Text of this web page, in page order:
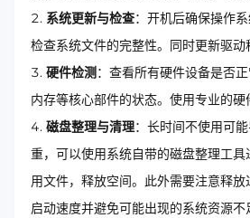
系统更新与检查：开机后确保操作
检查系统文件的完整性。同时更新驱动
硬件检测 ：查看所有硬件设备是否正
内存等核心部件的状态。使用专业的硬
磁盘整理与清理：长时间不使用可
重，可以使用系统自带的磁盘整理工
用文件，释放空间。此外需要注意释
启动速度并避免可能出现的系统资源